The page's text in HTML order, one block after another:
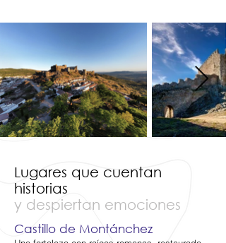
Lugares que cuentan
historias
y despiertan emociones
Castillo de Montánchez